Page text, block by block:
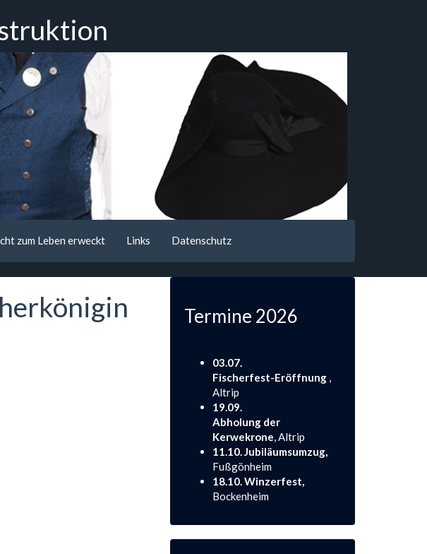
zum Leben erweckt Links Datenschutz
Termine 2026
03.07.
Fischerfest-Eröffnung
Altrip
19.09.
Abholung der
Kerwekrone , Altrip
11.10. Jubiläumsumzug,
Fußgönheim
18.10. Winzerfest,
Bockenheim